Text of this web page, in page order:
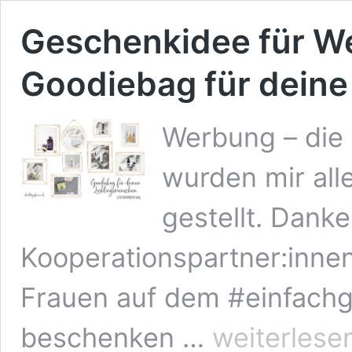
Geschenkidee für
Goodiebag für
Werbung –
wurden mir
gestellt.
Frauen auf dem
beschenken …
Geschenkidee
für